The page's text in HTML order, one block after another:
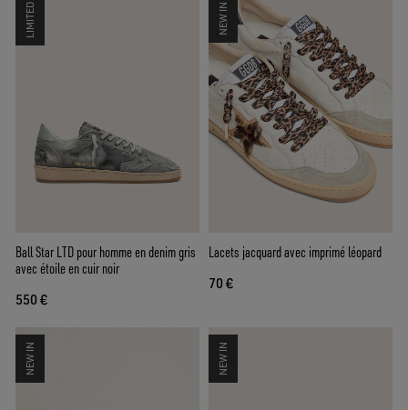
LIMITED
Ball Star LTD pour homme en denim gris
avec étoile en cuir noir
550 €
NEW IN
Lacets jacquard avec imprimé léopard
70 €
NEW IN NEW IN